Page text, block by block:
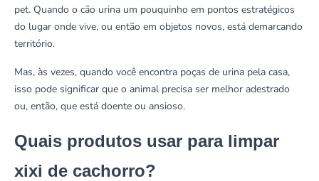
pet. Quando o cão urina um pouquinho em pontos estratégicos
do lugar onde vive, ou então em objetos novos, está demarcando
território.
Mas, às vezes, quando você encontra poças de urina pela casa,
isso pode significar que o animal precisa ser melhor adestrado
ou, então, que está doente ou ansioso.
Quais produtos usar para limpar
xixi de cachorro?